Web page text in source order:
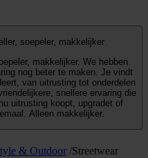
soepeler, makkelijker
We hebben
nog beter te maken. Je vindt
van uitrusting tot onderdelen
snellere ervaring die
uitrusting koopt, upgradet of
Alleen makkelijker.
& Outdoor /Streetwear